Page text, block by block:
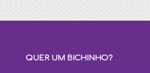
QUER UM BICHINHO?